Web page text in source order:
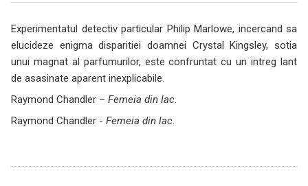
Experimentatul detectiv particular Philip Marlowe, incercand sa
elucideze enigma disparitiei doamnei Crystal Kingsley, sotia
unui magnat al parfumurilor, este confruntat cu un intreg lant
de asasinate aparent inexplicabile.
Raymond Chandler – Femeia din lac.
Raymond Chandler - Femeia din lac.